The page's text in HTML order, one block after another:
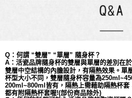
Q：何謂 “雙層” “單層” 隨身杯？
A：活瓷品牌隨身杯的雙層與單層的差別在
雙層中空結構的內膽設計，有隔熱效果。單
杯型大小不同， 雙層 隨身杯容量為
200ml~800ml皆有，隔熱上需藉助隔熱杯
都有附隔熱杯套喔!(部份商品除外)